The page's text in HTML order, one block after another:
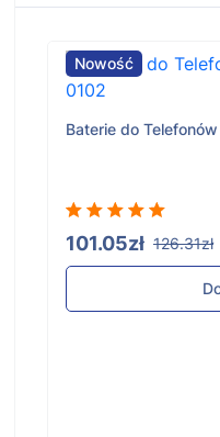
Nowość
96.84zł